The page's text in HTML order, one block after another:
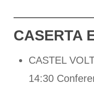
CASERTA
CASTEL
14:30